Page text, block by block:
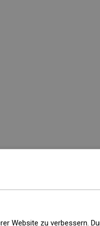
Website zu verbessern.